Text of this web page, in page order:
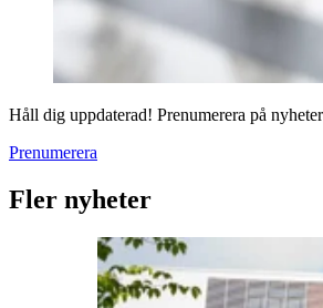
Håll dig uppdaterad! Prenumerera på
Prenumerera
Fler nyheter